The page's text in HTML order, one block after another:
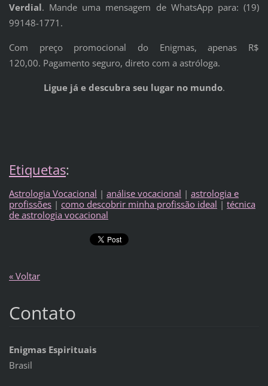
Verdial. Mande uma mensagem de WhatsApp para: (19)
99148-1771.
Com preço promocional do Enigmas, apenas R$
120,00. Pagamento seguro, direto com a astróloga.
Ligue já e descubra seu lugar no mundo.
Etiquetas:
Astrologia Vocacional | análise vocacional | astrologia e
profissões | como descobrir minha profissão ideal | técnica
de astrologia vocacional
« Voltar
Contato
Enigmas Espirituais
Brasil